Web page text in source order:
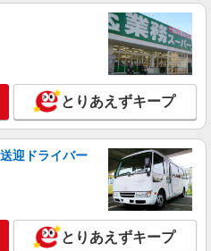
】の店舗スタッフ
給1300円〜 携帯業界経験
円〜 ※残業代支給 ★交通費別途支
祝い金10万円支給(規定有) お友達
ンセンティブ支給(規定有) ★月2
可能（規程有）★ ゜・。○。・゜
+゜
詳細を見る
しくなれる携帯販売
〜1450円（経験・能力による） ※
通費別途支給（規定あり） ゜
とりあえずキープ
迎ドライバー
とりあえずキープ